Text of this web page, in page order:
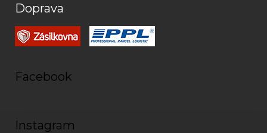
Doprava
Facebook
Instagram